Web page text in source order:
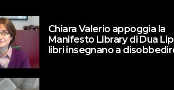
Chiara Valerio appoggia la
Manifesto Library di Dua
libri insegnano a